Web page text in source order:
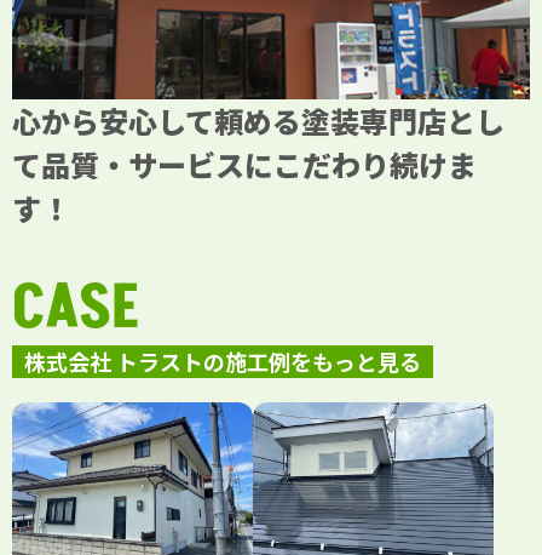
心から安心して頼める塗装専門店とし
て品質・サービスにこだわり続けま
す！
株式会社 トラストの施工例をもっと見る
CASE